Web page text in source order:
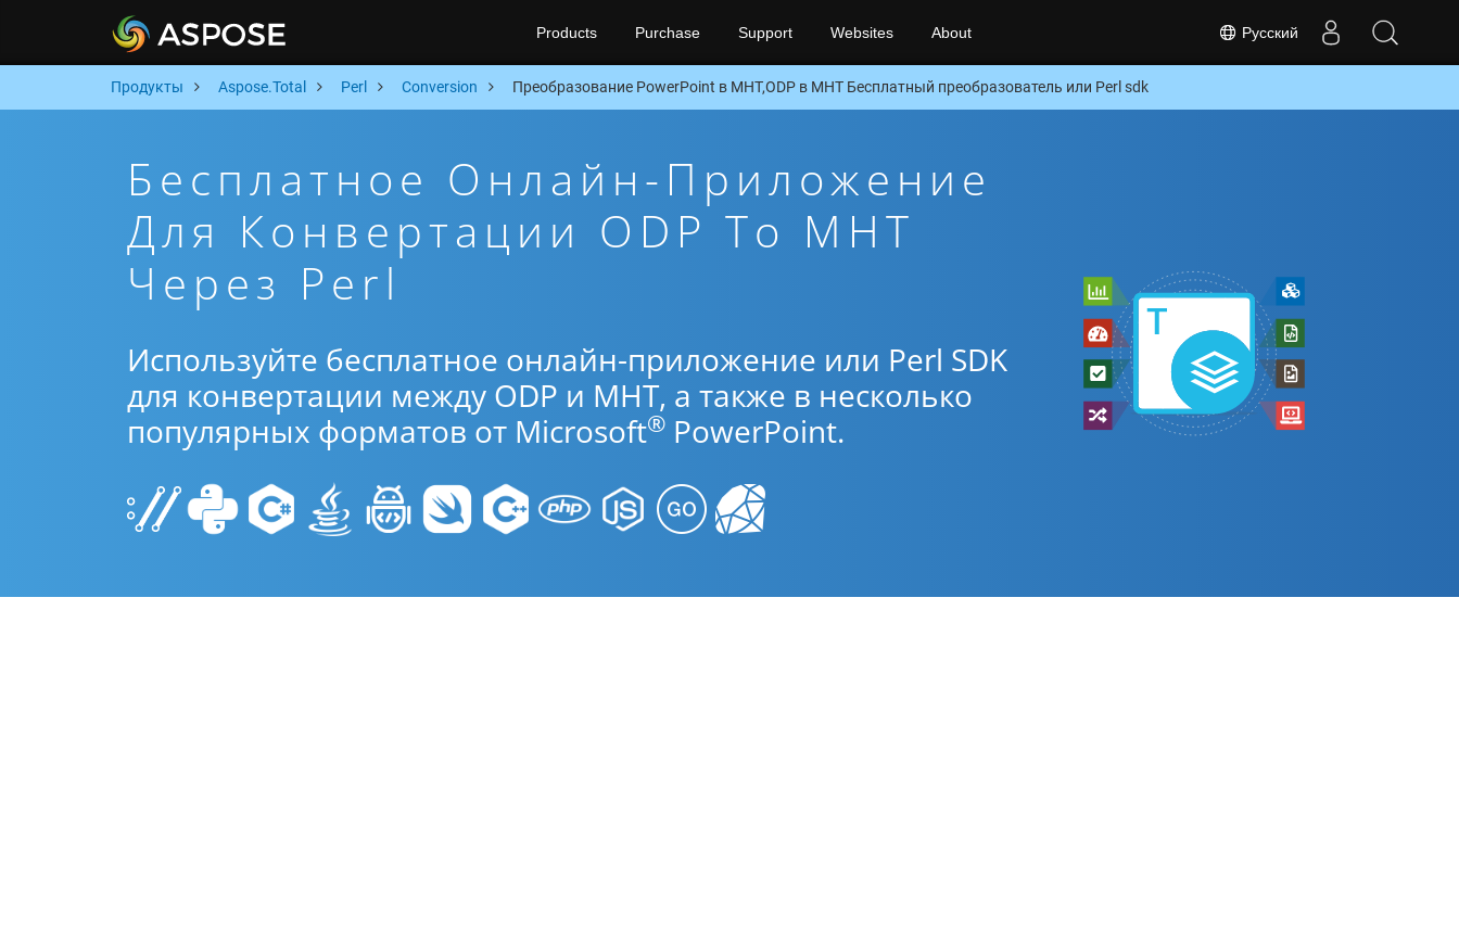
Русский
Products Purchase Support Websites About
Продукты Aspose.Total Perl Conversion Преобразование PowerPoint в MHT,ODP в MHT Бесплатный преобразователь или Perl sdk
Бесплатное Онлайн-Приложение
Для Конвертации ODP To MHT
Через Perl
Используйте бесплатное онлайн-приложение или Perl SDK
для конвертации между ODP и MHT, а также в несколько
популярных форматов от Microsoft® PowerPoint.